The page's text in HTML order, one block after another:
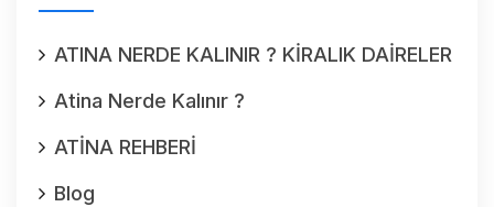
ATINA NERDE KALINIR ? KİRALIK DAİRELER
Atina Nerde Kalınır ?
ATİNA REHBERİ
Blog